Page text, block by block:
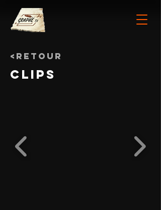
<Retour
CLIPS